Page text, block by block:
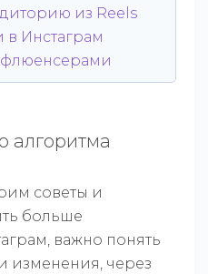
из Reels
в Инстаграм
алгоритма
советы и
больше
важно понять
изменения, через